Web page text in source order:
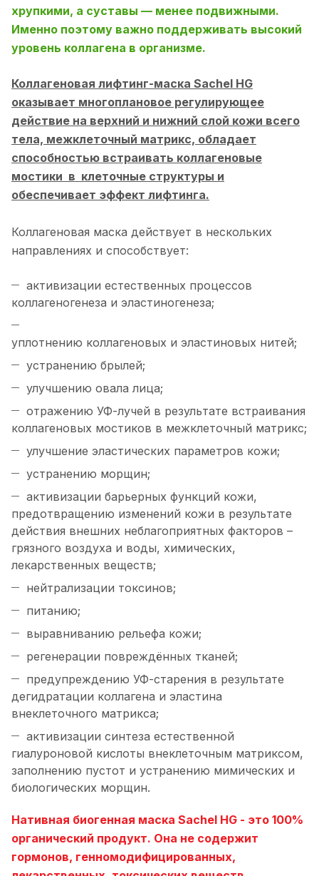
хрупкими, а суставы — менее подвижными.
Именно поэтому важно поддерживать высокий
уровень коллагена в организме.
Коллагеновая лифтинг-маска Sachel HG
оказывает многоплановое регулирующее
действие на верхний и нижний слой кожи всего
тела, межклеточный матрикс, обладает
способностью встраивать коллагеновые
мостики в клеточные структуры и
обеспечивает эффект лифтинга.
Коллагеновая маска действует в нескольких
направлениях и способствует:
активизации естественных процессов
коллагеногенеза и эластиногенеза;
уплотнению коллагеновых и эластиновых нитей;
устранению брылей;
улучшению овала лица;
отражению УФ-лучей в результате встраивания
коллагеновых мостиков в межклеточный матрикс;
улучшение эластических параметров кожи;
устранению морщин;
активизации барьерных функций кожи,
предотвращению изменений кожи в результате
действия внешних неблагоприятных факторов –
грязного воздуха и воды, химических,
лекарственных веществ;
нейтрализации токсинов;
питанию;
выравниванию рельефа кожи;
регенерации повреждённых тканей;
предупреждению УФ-старения в результате
дегидратации коллагена и эластина
внеклеточного матрикса;
активизации синтеза естественной
гиалуроновой кислоты внеклеточным матриксом,
заполнению пустот и устранению мимических и
биологических морщин.
Нативная биогенная маска Sachel HG - это 100%
органический продукт. Она не содержит
гормонов, генномодифицированных,